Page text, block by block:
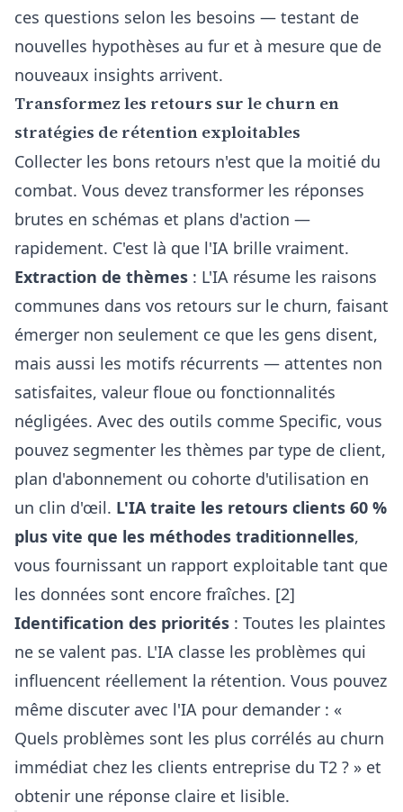
ces questions selon les besoins — testant de
nouvelles hypothèses au fur et à mesure que de
nouveaux insights arrivent.
Transformez les retours sur le churn en
stratégies de rétention exploitables
Collecter les bons retours n'est que la moitié du
combat. Vous devez transformer les réponses
brutes en schémas et plans d'action —
rapidement. C'est là que l'IA brille vraiment.
Extraction de thèmes : L'IA résume les raisons
communes dans vos retours sur le churn, faisant
émerger non seulement ce que les gens disent,
mais aussi les motifs récurrents — attentes non
satisfaites, valeur floue ou fonctionnalités
négligées. Avec des outils comme Specific, vous
pouvez segmenter les thèmes par type de client,
plan d'abonnement ou cohorte d'utilisation en
un clin d'œil. L'IA traite les retours clients 60 %
plus vite que les méthodes traditionnelles,
vous fournissant un rapport exploitable tant que
les données sont encore fraîches. [2]
Identification des priorités : Toutes les plaintes
ne se valent pas. L'IA classe les problèmes qui
influencent réellement la rétention. Vous pouvez
même discuter avec l'IA pour demander : «
Quels problèmes sont les plus corrélés au churn
immédiat chez les clients entreprise du T2 ? » et
obtenir une réponse claire et lisible.